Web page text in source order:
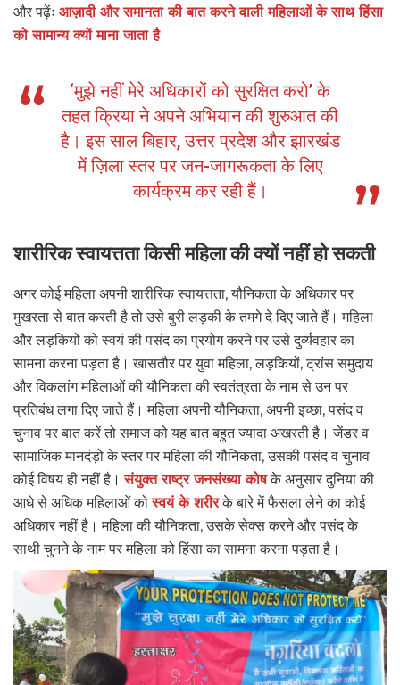
और पढ़ेंः आज़ादी और समानता की बात करने वाली महिलाओं के साथ हिंसा
को सामान्य क्यों माना जाता है
‘मुझे नहीं मेरे अधिकारों को सुरक्षित करो’ के
तहत क्रिया ने अपने अभियान की शुरुआत की
है। इस साल बिहार, उत्तर प्रदेश और झारखंड
में ज़िला स्तर पर जन-जागरूकता के लिए
कार्यक्रम कर रही हैं।
शारीरिक स्वायत्तता किसी महिला की क्यों नहीं हो सकती
अगर कोई महिला अपनी शारीरिक स्वायत्तता, यौनिकता के अधिकार पर
मुखरता से बात करती है तो उसे बुरी लड़की के तमगे दे दिए जाते हैं। महिला
और लड़कियों को स्वयं की पसंद का प्रयोग करने पर उसे दुर्व्यवहार का
सामना करना पड़ता है। खासतौर पर युवा महिला, लड़कियों, ट्रांस समुदाय
और विकलांग महिलाओं की यौनिकता की स्वतंत्रता के नाम से उन पर
प्रतिबंध लगा दिए जाते हैं। महिला अपनी यौनिकता, अपनी इच्छा, पसंद व
चुनाव पर बात करें तो समाज को यह बात बहुत ज्यादा अखरती है। जेंडर व
सामाजिक मानदंड़ो के स्तर पर महिला की यौनिकता, उसकी पसंद व चुनाव
कोई विषय ही नहीं है।संयुक्त राष्ट्र जनसंख्या कोषके अनुसार दुनिया की
आधे से अधिक महिलाओं कोस्वयं के शरीरके बारे में फैसला लेने का कोई
अधिकार नहीं है। महिला की यौनिकता, उसके सेक्स करने और पसंद के
साथी चुनने के नाम पर महिला को हिंसा का सामना करना पड़ता है।